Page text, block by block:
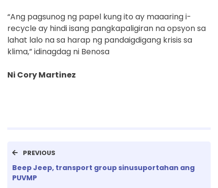
“Ang pagsunog ng papel kung ito ay maaaring i-
recycle ay hindi isang pangkapaligiran na opsyon sa
lahat lalo na sa harap ng pandaigdigang krisis sa
klima,” idinagdag ni Benosa
Ni Cory Martinez
PREVIOUS
Beep Jeep, transport group sinusuportahan ang
PUVMP